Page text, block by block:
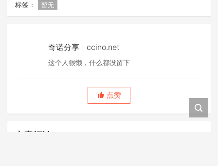
标签： 暂无
奇诺分享 | ccino.net
这个人很懒，什么都没留下
点赞
文章评论